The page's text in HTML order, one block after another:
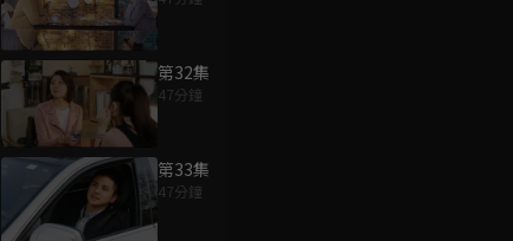
第32集
47分鐘
第33集
47分鐘